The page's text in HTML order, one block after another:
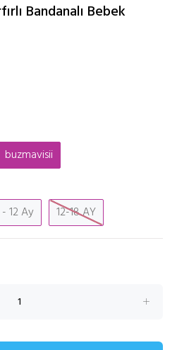
Bandanalı Bebek
buzmavisii
12 Ay 12-18 AY